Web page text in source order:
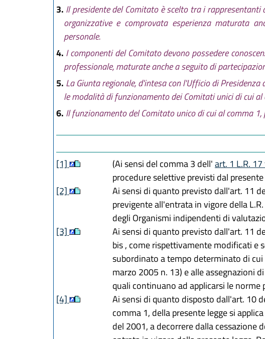
L.R. 29 dicembre 2015,
L.R. 9 maggio 2016, n. 7
L.R. 25 novembre 2016,
L.R. 20 dicembre 2018,
L.R. 3 giugno 2019, n. 5
L.R. 1 agosto 2019, n. 17
L.R. 26 novembre 2020,
L.R. 29 dicembre 2025,
3. Il presidente del Comitato è scelto tra i
organizzative e comprovata esperienza maturata
personale.
4. I componenti del Comitato devono possedere
professionale, maturate anche a seguito di
5. La Giunta regionale, d'intesa con l'Ufficio di
le modalità di funzionamento dei Comitati unici di cui al
6. Il funzionamento del Comitato unico di cui al comma
[1]
(Ai sensi del comma 3 dell'art. 1 L.R.
procedure selettive previsti dal
[2]
Ai sensi di quanto previsto dall'art. 11
previgente all'entrata in vigore della
degli Organismi indipendenti di
[3]
Ai sensi di quanto previsto dall'art. 11
bis , come rispettivamente modificati e
subordinato a tempo determinato di
marzo 2005 n. 13) e alle assegnazioni
quali continuano ad applicarsi le norme
[4]
Ai sensi di quanto disposto dall'art. 10
comma 1, della presente legge si
del 2001, a decorrere dalla